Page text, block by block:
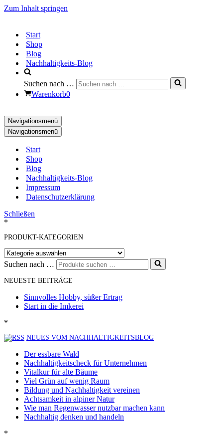
Zum Inhalt springen
Start
Shop
Blog
Nachhaltigkeits-Blog
Suchen nach …
Warenkorb0
Navigationsmenü
Navigationsmenü
Start
Shop
Blog
Nachhaltigkeits-Blog
Impressum
Datenschutzerklärung
Schließen
*
PRODUKT-KATEGORIEN
Suchen nach …
NEUESTE BEITRÄGE
Sinnvolles Hobby, süßer Ertrag
Start in die Imkerei
*
NEUES VOM NACHHALTIGKEITSBLOG
Der essbare Wald
Nachhaltigkeitscheck für Unternehmen
Vitalkur für alte Bäume
Viel Grün auf wenig Raum
Bildung und Nachhaltigkeit vereinen
Achtsamkeit in alpiner Natur
Wie man Regenwasser nutzbar machen kann
Nachhaltig denken und handeln
*